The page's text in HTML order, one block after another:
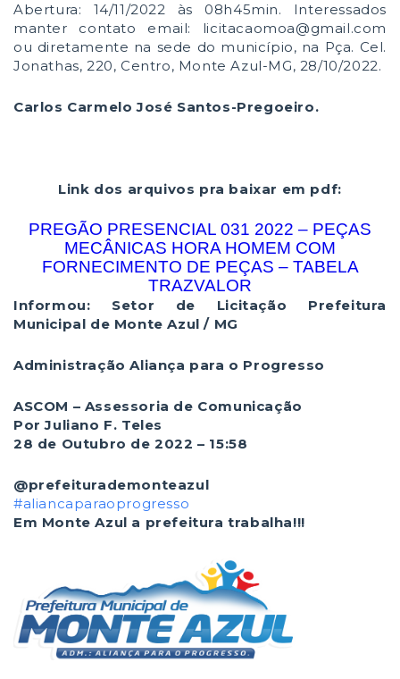
Abertura: 14/11/2022 às 08h45min. Interessados
manter contato email: licitacaomoa@gmail.com
ou diretamente na sede do município, na Pça. Cel.
Jonathas, 220, Centro, Monte Azul-MG, 28/10/2022.
Carlos Carmelo José Santos-Pregoeiro.
Link dos arquivos pra baixar em pdf:
PREGÃO PRESENCIAL 031 2022 – PEÇAS
MECÂNICAS HORA HOMEM COM
FORNECIMENTO DE PEÇAS – TABELA
TRAZVALOR
Informou: Setor de Licitação Prefeitura
Municipal de Monte Azul / MG
Administração Aliança para o Progresso
ASCOM – Assessoria de Comunicação
Por Juliano F. Teles
28 de Outubro de 2022 – 15:58
@prefeiturademonteazul
#aliancaparaoprogresso
Em Monte Azul a prefeitura trabalha!!!